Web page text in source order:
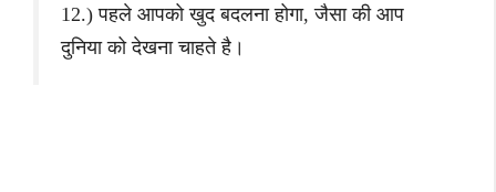
12.) पहले आपको खुद बदलना होगा, जैसा की आप
दुनिया को देखना चाहते है।